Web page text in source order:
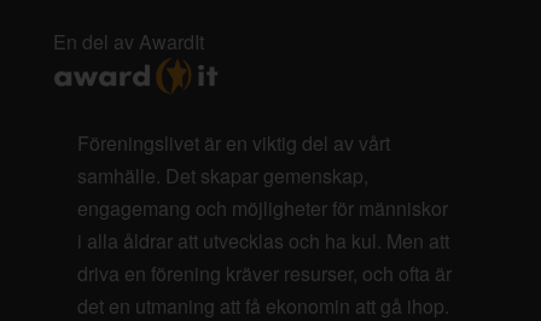
En del av AwardIt
Föreningslivet är en viktig del av vårt
samhälle. Det skapar gemenskap,
engagemang och möjligheter för människor
i alla åldrar att utvecklas och ha kul. Men att
driva en förening kräver resurser, och ofta är
det en utmaning att få ekonomin att gå ihop.